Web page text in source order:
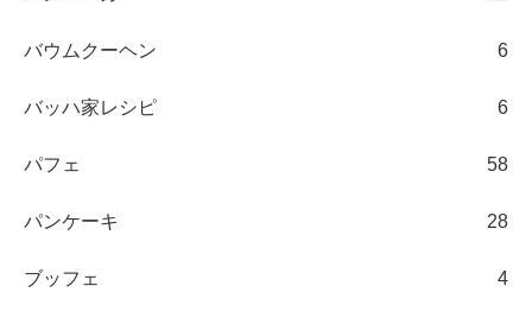
バウムクーヘン 6
バッハ家レシピ 6
パフェ 58
パンケーキ 28
ブッフェ 4